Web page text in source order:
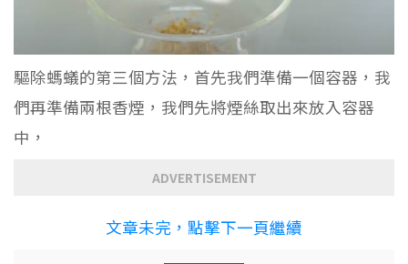
驅除螞蟻的第三個方法，首先我們準備一個容器，我
們再準備兩根香煙，我們先將煙絲取出來放入容器
中，
ADVERTISEMENT
文章未完，點擊下一頁繼續